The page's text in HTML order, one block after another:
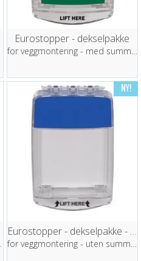
Eurostopper - dekselpakke
Eurostopper - dekselpakke - blå